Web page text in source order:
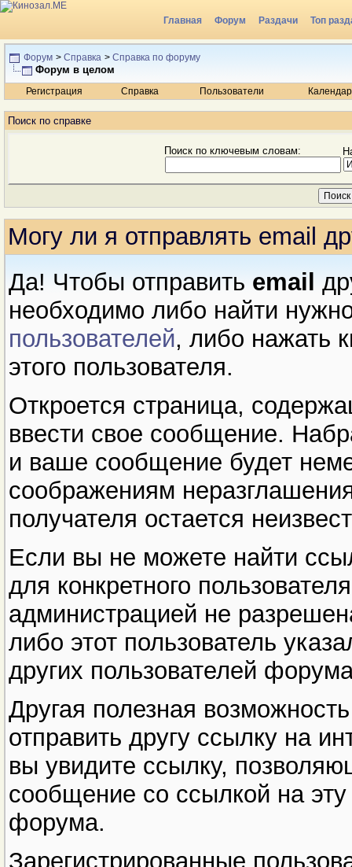
Главная Форум Раздачи Топ
Радио
Форум > Справка > Справка по форуму
Форум в целом
Регистрация Справка Пользователи
Поиск по справке
Поиск по ключевым словам:
Могу ли я отправлять email
Да! Чтобы отправить email
необходимо либо найти
пользователей, либо нажать
этого пользователя.
Откроется страница,
ввести свое сообщение.
и ваше сообщение будет
соображениям
получателя остается
Если вы не можете найти
для конкретного
администрацией не
либо этот пользователь
других пользователей
Другая полезная
отправить другу ссылку на
вы увидите ссылку,
сообщение со ссылкой на
форума.
Зарегистрированные